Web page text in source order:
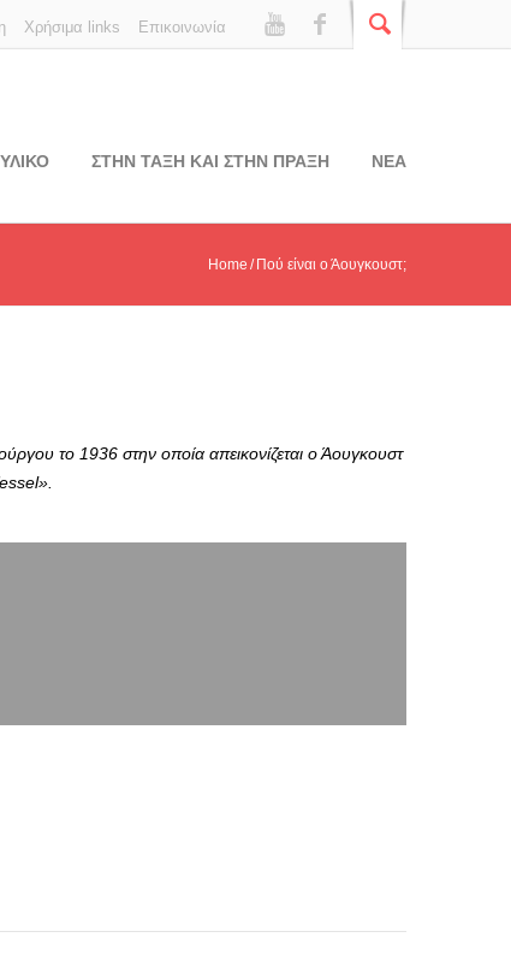
Επικοινωνία
Χρήσιμα links
ΣΤΗΝ ΤΑΞΗ ΚΑΙ ΣΤΗΝ ΠΡΑΞΗ ΝΕΑ
Home Πού είναι ο Άουγκουστ;
το 1936 στην οποία απεικονίζεται ο Άουγκουστ